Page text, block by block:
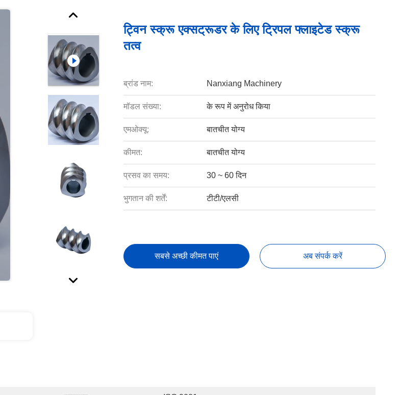
ट्विन स्क्रू एक्सट्रूडर के लिए ट्रिपल फ्लाइटेड स्क्रू
तत्व
ब्रांड नाम: Nanxiang Machinery
मॉडल संख्या: के रूप में अनुरोध किया
एमओक्यू: बातचीत योग्य
कीमत: बातचीत योग्य
प्रसव का समय: 30 ~ 60 दिन
भुगतान की शर्तें: टीटी/एलसी
सबसे अच्छी कीमत पाएं अब संपर्क करें